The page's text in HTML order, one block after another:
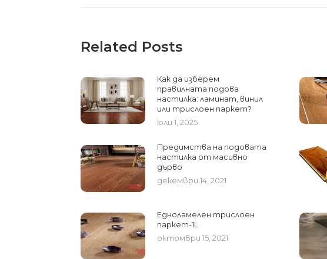
Related Posts
Как да изберем
правилната подова
настилка: ламинат, винил
или трислоен паркет?
юли 1, 2025
Предимства на подовата
настилка от масивно
дърво
декември 14, 2021
Едноламелен трислоен
паркет-1L
октомври 15, 2021